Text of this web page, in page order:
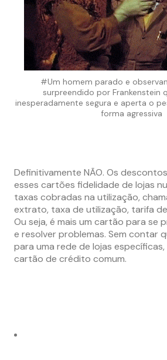
#Um homem parado e
surpreendido por Frankenstein
inesperadamente segura e aperta o
forma agressiva
Definitivamente NÃO. Os
esses cartões fidelidade de lojas
taxas cobradas na utilização,
extrato, taxa de utilização, tarifa
Ou seja, é mais um cartão para se
e resolver problemas. Sem contar
para uma rede de lojas
cartão de crédito comum.